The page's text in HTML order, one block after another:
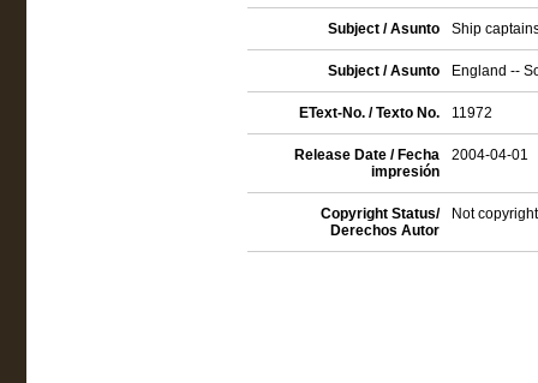
Subject / Asunto Ship
Subject / Asunto England --
EText-No. / Texto No. 11972
Release Date / Fecha
impresión
2004-04-01
Copyright Status/
Derechos Autor
Not